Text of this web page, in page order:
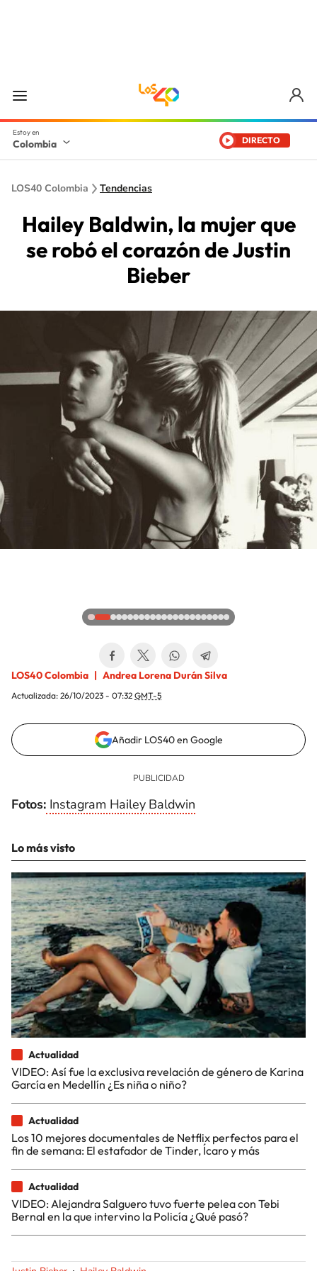
Colombia DIRECTO
LOS40 Colombia Tendencias
Hailey Baldwin, la mujer que
se robó el corazón de Justin
Bieber
LOS40 Colombia Andrea Lorena Durán Silva
Actualizada: 26/10/2023 - 07:32 GMT-5
Añadir LOS40 en Google
Fotos:Instagram Hailey Baldwin
Lo más visto
Actualidad
VIDEO: Así fue la exclusiva revelación de género de Karina
García en Medellín ¿Es niña o niño?
Actualidad
Los 10 mejores documentales de Netflix perfectos para el
fin de semana: El estafador de Tinder, Ícaro y más
Actualidad
VIDEO: Alejandra Salguero tuvo fuerte pelea con Tebi
Bernal en la que intervino la Policía ¿Qué pasó?